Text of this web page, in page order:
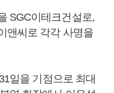
SGC이테크건설로,
앤씨로 각각 사명을
일을 기점으로 최대